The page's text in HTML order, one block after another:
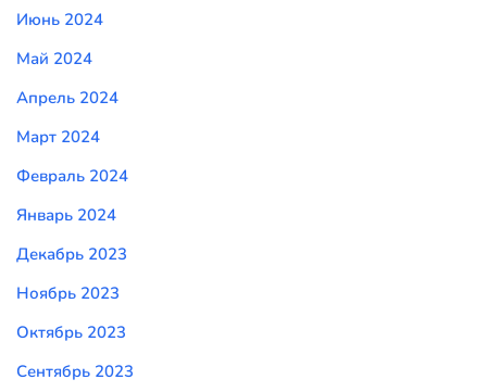
Июнь 2024
Май 2024
Апрель 2024
Март 2024
Февраль 2024
Январь 2024
Декабрь 2023
Ноябрь 2023
Октябрь 2023
Сентябрь 2023